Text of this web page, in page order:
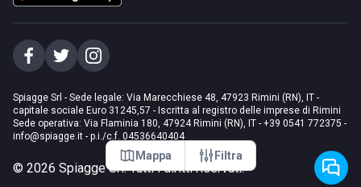
Mappa Filtra
Spiagge Srl - Sede legale: Via Marecchiese 48, 47923 Rimini (RN), IT -
capitale sociale Euro 31245,57 - Iscritta al registro delle imprese di Rimini
Sede operativa: Via Flaminia 180, 47924 Rimini (RN), IT - +39 0541 772375 -
info@spiagge.it - p.i./c.f. 04536640404
© 2026 Spiagge Srl. Tutti i diritti riservati.